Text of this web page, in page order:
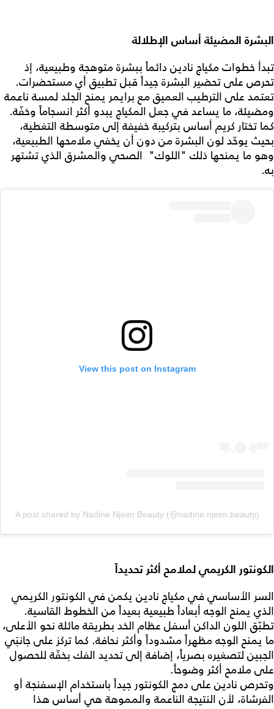
البشرة المضيئة أساس الإطلالة
تبدأ خطوات مكياج نادين دائماً ببشرة متوهجة وطبيعية، إذ
تحرص على تحضير البشرة جيداً قبل تطبيق أي مستحضرات.
تعتمد على الترطيب العميق مع برايمر يمنح الجلد لمسة ناعمة
ومضيئة، ما يساعد في جعل المكياج يبدو أكثر انسجاماً وخفّة.
كما تختار كريم أساس بتركيبة خفيفة إلى متوسطة التغطية،
بحيث يوحّد لون البشرة من دون أن يخفي ملامحها الطبيعية،
وهو ما يمنحها ذلك "اللوك" الصحي والمشرق الذي تشتهر
به.
View this post on Instagram
A post shared by Nadine Njeim Beauty (@nadine.njeim.beauty)
الكونتور الكريمي لملامح أكثر تحديداً
السر الأساسي في مكياج نادين يكمن في الكونتور الكريمي
الذي يمنح الوجه أبعاداً طبيعية بعيداً من الخطوط القاسية.
تطبّق اللون الداكن أسفل عظام الخد بطريقة مائلة نحو الأعلى،
ما يمنح الوجه مظهراً مشدوداً وأكثر نحافة. كما تركز على جانبَي
الجبين لتصغيره بصرياً، إضافة إلى تحديد الفك بخفّة للحصول
على ملامح أكثر وضوحاً.
وتحرص نادين على دمج الكونتور جيداً باستخدام الإسفنجة أو
الفرشاة، لأن النتيجة الناعمة والمموهة هي أساس هذا